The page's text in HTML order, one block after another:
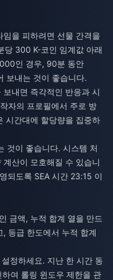
을 피하려면 선물 간격을
당 300 K-코인 임계값 아래
인 경우, 90분 동안
보내는 것이 좋습니다.
내면 즉각적인 반응과 시
자의 프로필에서 주로 방
시간대에 할당량을 집중하
것이 좋습니다. 시스템 처
산이 모호해질 수 있습니
되도록 SEA 시간 23:15 이
금액, 누적 합계 열을 만드
등급 한도에서 누적 합계
정하세요. 지난 한 시간 동
여 롤링 윈도우 제한을 관